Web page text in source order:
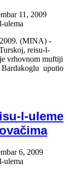
11, 2009
ulema
2009. (MINA) -
reisu-l-
vrhovnom muftiji
Bardakoglu uputio
l-uleme
6, 2009
ulema